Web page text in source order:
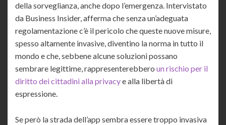
della sorveglianza, anche dopo l’emergenza. Intervistato
da Business Insider, afferma che senza un’adeguata
regolamentazione c’è il pericolo che queste nuove misure,
spesso altamente invasive, diventino la norma in tutto il
mondo e che, sebbene alcune soluzioni possano
sembrare legittime, rappresenterebbero un rischio per il
diritto dei cittadini alla privacye alla libertà di
espressione.
Se però la strada dell’app sembra essere troppo invasiva